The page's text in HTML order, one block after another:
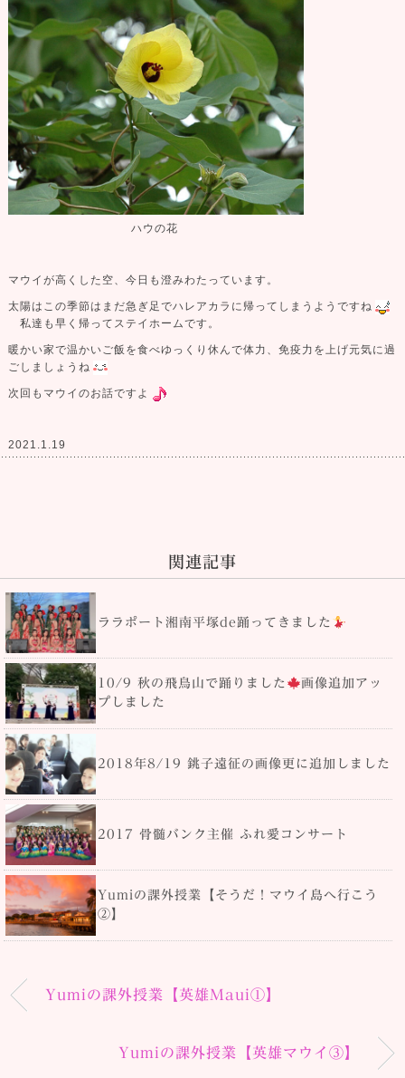
ハウの花
マウイが高くした空、今日も澄みわたっています。
太陽はこの季節はまだ急ぎ足でハレアカラに帰ってしまうようですね
私達も早く帰ってステイホームです。
暖かい家で温かいご飯を食べゆっくり休んで体力、免疫力を上げ元気に過
ごしましょうね
次回もマウイのお話ですよ
2021.1.19
関連記事
ララポート湘南平塚de踊ってきました
10/9 秋の飛鳥山で踊りました
画像追加アッ
プしました
2018年8/19 銚子遠征の画像更に追加しました
2017 骨髄バンク主催 ふれ愛コンサート
Yumiの課外授業【そうだ！マウイ島へ行こう
②】
Yumiの課外授業【英雄Maui①】
Yumiの課外授業【英雄マウイ③】